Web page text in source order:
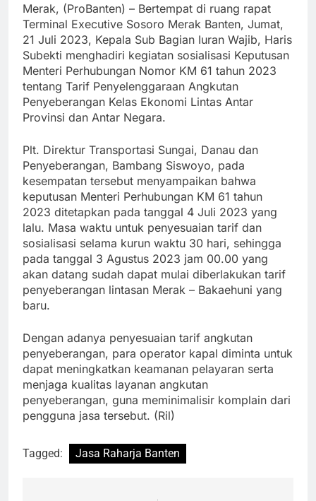
Merak, (ProBanten) – Bertempat di ruang rapat
Terminal Executive Sosoro Merak Banten, Jumat,
21 Juli 2023, Kepala Sub Bagian Iuran Wajib, Haris
Subekti menghadiri kegiatan sosialisasi Keputusan
Menteri Perhubungan Nomor KM 61 tahun 2023
tentang Tarif Penyelenggaraan Angkutan
Penyeberangan Kelas Ekonomi Lintas Antar
Provinsi dan Antar Negara.
Plt. Direktur Transportasi Sungai, Danau dan
Penyeberangan, Bambang Siswoyo, pada
kesempatan tersebut menyampaikan bahwa
keputusan Menteri Perhubungan KM 61 tahun
2023 ditetapkan pada tanggal 4 Juli 2023 yang
lalu. Masa waktu untuk penyesuaian tarif dan
sosialisasi selama kurun waktu 30 hari, sehingga
pada tanggal 3 Agustus 2023 jam 00.00 yang
akan datang sudah dapat mulai diberlakukan tarif
penyeberangan lintasan Merak – Bakaehuni yang
baru.
Dengan adanya penyesuaian tarif angkutan
penyeberangan, para operator kapal diminta untuk
dapat meningkatkan keamanan pelayaran serta
menjaga kualitas layanan angkutan
penyeberangan, guna meminimalisir komplain dari
pengguna jasa tersebut. (Ril)
Tagged: Jasa Raharja Banten